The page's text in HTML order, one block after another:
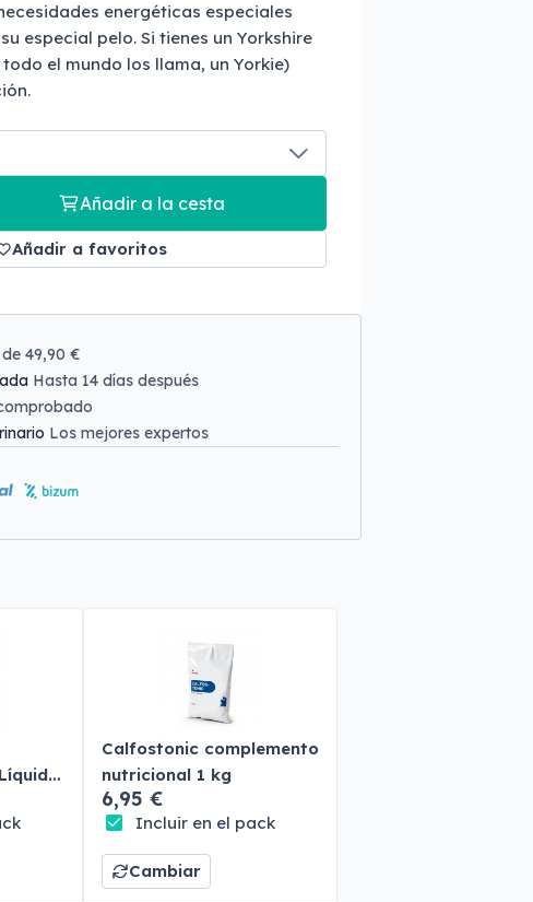
energéticas especiales
especial pelo. Si tienes un Yorkshire
el mundo los llama, un Yorkie)
Añadir a la cesta
Añadir a favoritos
49,90 €
Hasta 14 días después
Los mejores expertos
Calfostonic complemento
nutricional 1 kg
6,95 €
Incluir en el pack
Cambiar